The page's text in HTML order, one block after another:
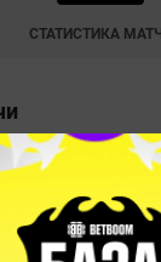
СТАТИСТИКА
14
Побед
4
Ничьи